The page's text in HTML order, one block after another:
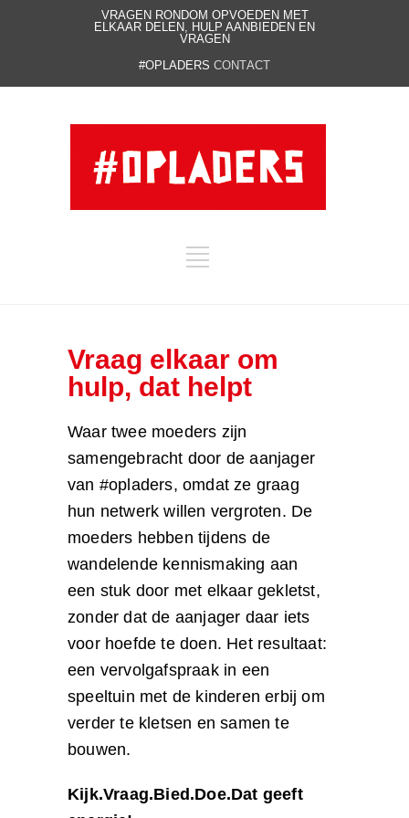
VRAGEN RONDOM OPVOEDEN MET
ELKAAR DELEN, HULP AANBIEDEN EN
VRAGEN
#OPLADERS CONTACT
Vraag elkaar om
hulp, dat helpt
Waar twee moeders zijn
samengebracht door de aanjager
van #opladers, omdat ze graag
hun netwerk willen vergroten. De
moeders hebben tijdens de
wandelende kennismaking aan
een stuk door met elkaar gekletst,
zonder dat de aanjager daar iets
voor hoefde te doen. Het resultaat:
een vervolgafspraak in een
speeltuin met de kinderen erbij om
verder te kletsen en samen te
bouwen.
Kijk.Vraag.Bied.Doe.Dat geeft